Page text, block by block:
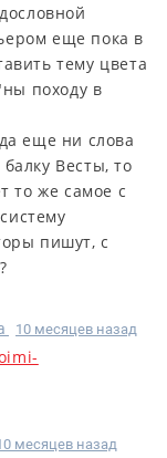
еще пока в
тему цвета
походу в
еще ни слова
Весты, то
то же самое с
пишут, с
10 месяцев назад
месяцев назад